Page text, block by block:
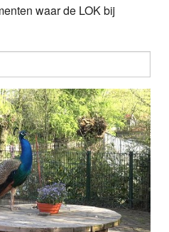
waar de LOK bij